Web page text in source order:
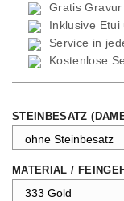
Gratis Gravur
Inklusive Etui
Service in
Kostenlose
STEINBESATZ
MATERIAL /